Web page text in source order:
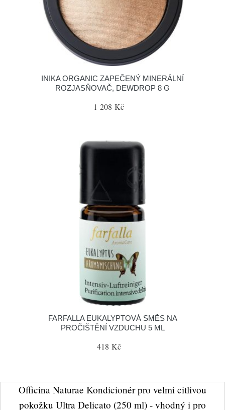
INIKA ORGANIC ZAPEČENÝ MINERÁLNÍ
ROZJASŇOVAČ, DEWDROP 8 G
1 208 Kč
FARFALLA EUKALYPTOVÁ SMĚS NA
PROČIŠTĚNÍ VZDUCHU 5 ML
418 Kč
Officina Naturae Kondicionér pro velmi citlivou
pokožku Ultra Delicato (250 ml) - vhodný i pro